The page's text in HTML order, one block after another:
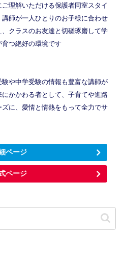
理解いただける保護者同室スタイ
師が一人ひとりのお子様に合わせ
クラスのお友達と切磋琢磨して学
つ絶好の環境です
や中学受験の情報も豊富な講師が
かかわる者として、子育てや進路
に、愛情と情熱をもって全力でサ
ページ
ページ